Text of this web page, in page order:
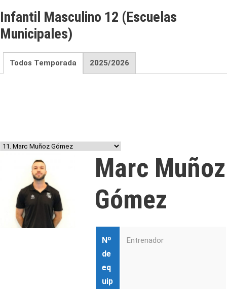
Infantil Masculino 12 (Escuelas
Municipales)
Todos Temporada 2025/2026
Marc Muñoz
Gómez
Nº
de
eq
uip
Entrenador